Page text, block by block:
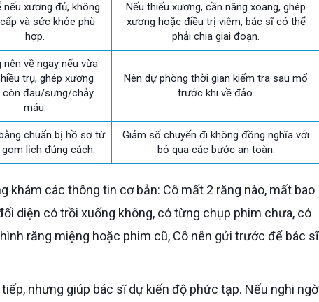
nếu xương đủ, không
và sức khỏe phù
hợp.
Nếu thiếu xương, cần nâng xoang, ghép
xương hoặc điều trị viêm, bác sĩ có thể
phải chia giai đoạn.
nên về ngay nếu vừa
trụ, ghép xương
còn đau/sưng/chảy
máu.
Nên dự phòng thời gian kiểm tra sau mổ
trước khi về đảo.
chuẩn bị hồ sơ từ
gom lịch đúng cách.
Giảm số chuyến đi không đồng nghĩa với
bỏ qua các bước an toàn.
diện có trồi xuống không, có từng chụp phim chưa, có
răng miệng hoặc phim cũ, Cô nên gửi trước để bác sĩ